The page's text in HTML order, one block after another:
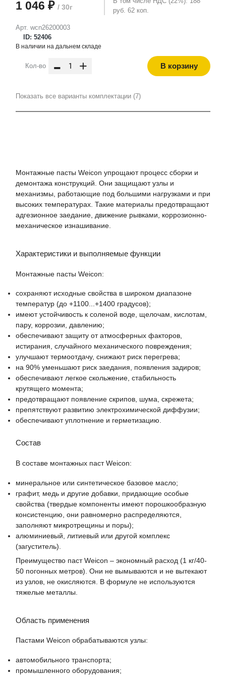
Арт. wcn26200003
ID: 52406
1 046 ₽ / 30г
руб. 62 коп.
В наличии на дальнем складе
Кол-во - + В корзину
Показать все варианты комплектации (7)
Монтажные пасты Weicon упрощают процесс сборки и
демонтажа конструкций. Они защищают узлы и
механизмы, работающие под большими нагрузками и при
высоких температурах. Такие материалы предотвращают
адгезионное заедание, движение рывками, коррозионно-
механическое изнашивание.
Характеристики и выполняемые функции
Монтажные пасты Weicon:
сохраняют исходные свойства в широком диапазоне
температур (до +1100...+1400 градусов);
имеют устойчивость к соленой воде, щелочам, кислотам,
пару, коррозии, давлению;
обеспечивают защиту от атмосферных факторов,
истирания, случайного механического повреждения;
улучшают термоотдачу, снижают риск перегрева;
на 90% уменьшают риск заедания, появления задиров;
обеспечивают легкое скольжение, стабильность
крутящего момента;
предотвращают появление скрипов, шума, скрежета;
препятствуют развитию электрохимической диффузии;
обеспечивают уплотнение и герметизацию.
Состав
В составе монтажных паст Weicon:
минеральное или синтетическое базовое масло;
графит, медь и другие добавки, придающие особые
свойства (твердые компоненты имеют порошкообразную
консистенцию, они равномерно распределяются,
заполняют микротрещины и поры);
алюминиевый, литиевый или другой комплекс
(загуститель).
Преимущество паст Weicon – экономный расход (1 кг/40-
50 погонных метров). Они не вымываются и не вытекают
из узлов, не окисляются. В формуле не используются
тяжелые металлы.
Область применения
Пастами Weicon обрабатываются узлы:
автомобильного транспорта;
промышленного оборудования;